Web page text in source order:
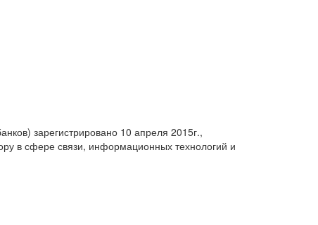
зарегистрировано 10 апреля 2015г.,
в сфере связи, информационных технологий и